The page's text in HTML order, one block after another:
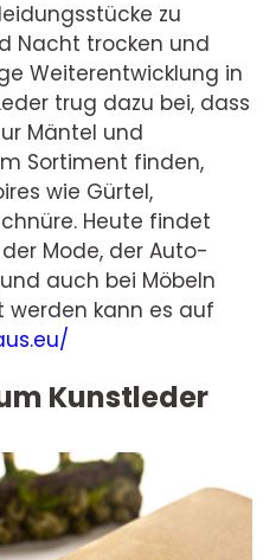
zu
Nacht trocken und
Weiterentwicklung in
trug dazu bei, dass
Mäntel und
Sortiment finden,
wie Gürtel,
Heute findet
Mode, der Auto-
auch bei Möbeln
werden kann es auf
Kunstleder